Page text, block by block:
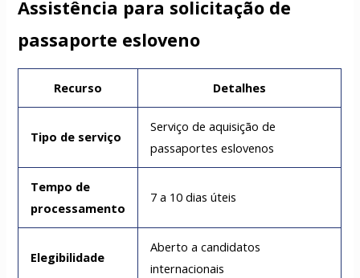
Assistência para solicitação de
passaporte esloveno
Recurso Detalhes
Tipo de serviço
Serviço de aquisição de
passaportes eslovenos
Tempo de
processamento
7 a 10 dias úteis
Elegibilidade
Aberto a candidatos
internacionais